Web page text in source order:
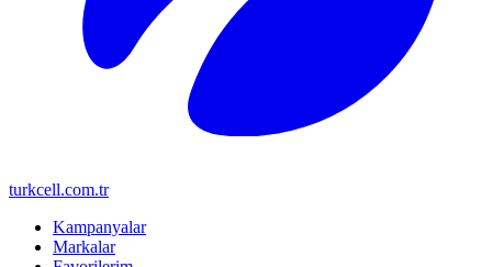
turkcell.com.tr
Kampanyalar
Markalar